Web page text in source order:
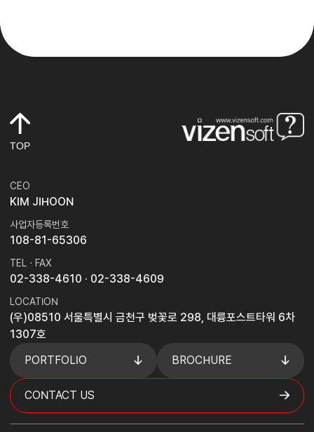
TOP
CEO
KIM JIHOON
사업자등록번호
108-81-65306
TEL · FAX
02-338-4610 · 02-338-4609
LOCATION
(우)08510 서울특별시 금천구 벚꽃로 298, 대륭포스트타워 6차
1307호
PORTFOLIO
BROCHURE
CONTACT US